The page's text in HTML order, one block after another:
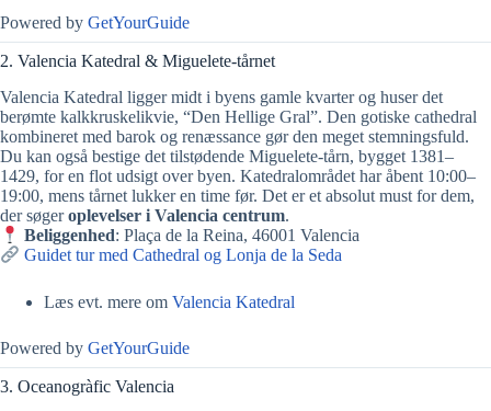
Powered by GetYourGuide
2. Valencia Katedral & Miguelete-tårnet
Valencia Katedral ligger midt i byens gamle kvarter og huser det
berømte kalkkruskelikvie, “Den Hellige Gral”. Den gotiske cathedral
kombineret med barok og renæssance gør den meget stemningsfuld.
Du kan også bestige det tilstødende Miguelete-tårn, bygget 1381–
1429, for en flot udsigt over byen. Katedralområdet har åbent 10:00–
19:00, mens tårnet lukker en time før. Det er et absolut must for dem,
der søgeroplevelser i Valencia centrum.
Beliggenhed: Plaça de la Reina, 46001 Valencia
Guidet tur med Cathedral og Lonja de la Seda
Læs evt. mere om Valencia Katedral
Powered by GetYourGuide
3. Oceanogràfic Valencia